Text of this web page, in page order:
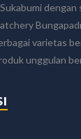
dengan
varietas
unggulan